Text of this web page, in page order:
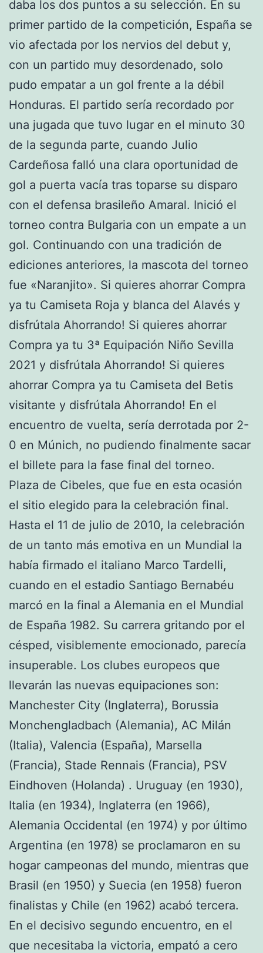
daba los dos puntos a su selección. En su
primer partido de la competición, España se
vio afectada por los nervios del debut y,
con un partido muy desordenado, solo
pudo empatar a un gol frente a la débil
Honduras. El partido sería recordado por
una jugada que tuvo lugar en el minuto 30
de la segunda parte, cuando Julio
Cardeñosa falló una clara oportunidad de
gol a puerta vacía tras toparse su disparo
con el defensa brasileño Amaral. Inició el
torneo contra Bulgaria con un empate a un
gol. Continuando con una tradición de
ediciones anteriores, la mascota del torneo
fue «Naranjito». Si quieres ahorrar Compra
ya tu Camiseta Roja y blanca del Alavés y
disfrútala Ahorrando! Si quieres ahorrar
Compra ya tu 3ª Equipación Niño Sevilla
2021 y disfrútala Ahorrando! Si quieres
ahorrar Compra ya tu Camiseta del Betis
visitante y disfrútala Ahorrando! En el
encuentro de vuelta, sería derrotada por 2-
0 en Múnich, no pudiendo finalmente sacar
el billete para la fase final del torneo.
Plaza de Cibeles, que fue en esta ocasión
el sitio elegido para la celebración final.
Hasta el 11 de julio de 2010, la celebración
de un tanto más emotiva en un Mundial la
había firmado el italiano Marco Tardelli,
cuando en el estadio Santiago Bernabéu
marcó en la final a Alemania en el Mundial
de España 1982. Su carrera gritando por el
césped, visiblemente emocionado, parecía
insuperable. Los clubes europeos que
llevarán las nuevas equipaciones son:
Manchester City (Inglaterra), Borussia
Monchengladbach (Alemania), AC Milán
(Italia), Valencia (España), Marsella
(Francia), Stade Rennais (Francia), PSV
Eindhoven (Holanda) . Uruguay (en 1930),
Italia (en 1934), Inglaterra (en 1966),
Alemania Occidental (en 1974) y por último
Argentina (en 1978) se proclamaron en su
hogar campeonas del mundo, mientras que
Brasil (en 1950) y Suecia (en 1958) fueron
finalistas y Chile (en 1962) acabó tercera.
En el decisivo segundo encuentro, en el
que necesitaba la victoria, empató a cero